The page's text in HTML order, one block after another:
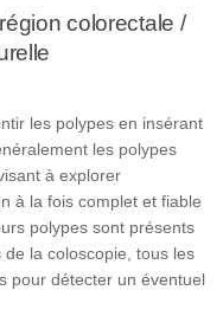
colorectale /
les polypes en insérant
les polypes
à explorer
à la fois complet et fiable
polypes sont présents
la coloscopie, tous les
pour détecter un éventuel